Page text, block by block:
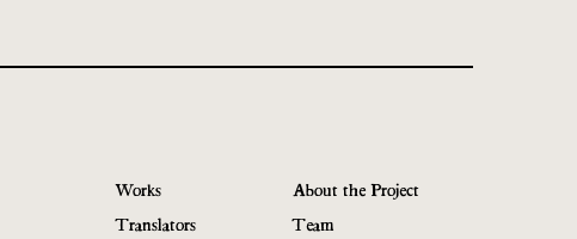
Works
Translators
About the Project
Team